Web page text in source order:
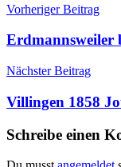
Vorheriger Beitrag
Erdmannsweiler
Nächster Beitrag
Villingen 1858
Schreibe einen